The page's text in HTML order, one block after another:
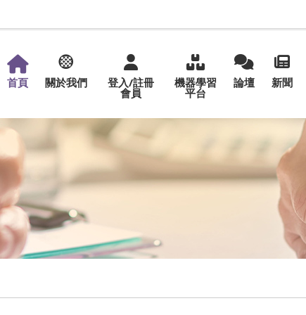
首頁 關於我們 登入/註冊
會員
機器學習
平台
論壇 新聞